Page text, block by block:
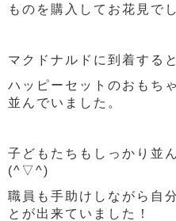
ものを購入してお花見で
マクドナルドに到着する
ハッピーセットのおもち
並んでいました。
子どもたちもしっかり並
(^▽^)
職員も手助けしながら自
とが出来ていました！